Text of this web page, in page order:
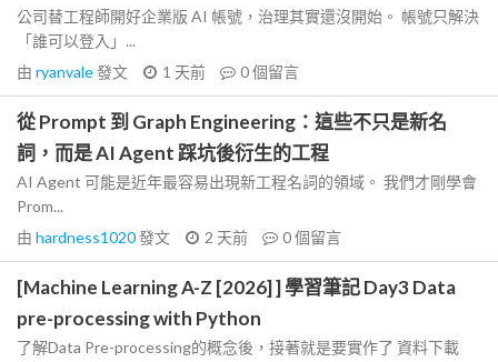
公司替工程師開好企業版 AI 帳號，治理其實還沒開始。 帳號只解決
「誰可以登入」...
由 ryanvale發文 1 天前 0個留言
從 Prompt 到 Graph Engineering：這些不只是新名
詞，而是 AI Agent 踩坑後衍生的工程
AI Agent 可能是近年最容易出現新工程名詞的領域。 我們才剛學會
Prom...
由 hardness1020發文 2 天前 0個留言
[Machine Learning A-Z [2026] ] 學習筆記 Day3 Data
pre-processing with Python
了解Data Pre-processing的概念後，接著就是要實作了 資料下載